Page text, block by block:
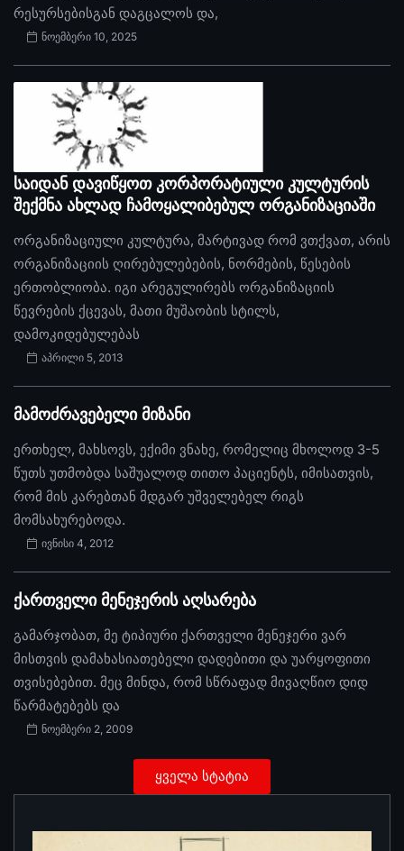
რესურსებისგან დაგცალოს და,
ნოემბერი 10, 2025
საიდან დავიწყოთ კორპორატიული კულტურის
შექმნა ახლად ჩამოყალიბებულ ორგანიზაციაში
ორგანიზაციული კულტურა, მარტივად რომ ვთქვათ, არის
ორგანიზაციის ღირებულებების, ნორმების, წესების
ერთობლიობა. იგი არეგულირებს ორგანიზაციის
წევრების ქცევას, მათი მუშაობის სტილს,
დამოკიდებულებას
აპრილი 5, 2013
მამოძრავებელი მიზანი
ერთხელ, მახსოვს, ექიმი ვნახე, რომელიც მხოლოდ 3-5
წუთს უთმობდა საშუალოდ თითო პაციენტს, იმისათვის,
რომ მის კარებთან მდგარ უშველებელ რიგს
მომსახურებოდა.
ივნისი 4, 2012
ქართველი მენეჯერის აღსარება
გამარჯობათ, მე ტიპიური ქართველი მენეჯერი ვარ
მისთვის დამახასიათებელი დადებითი და უარყოფითი
თვისებებით. მეც მინდა, რომ სწრაფად მივაღწიო დიდ
წარმატებებს და
ნოემბერი 2, 2009
ყველა სტატია